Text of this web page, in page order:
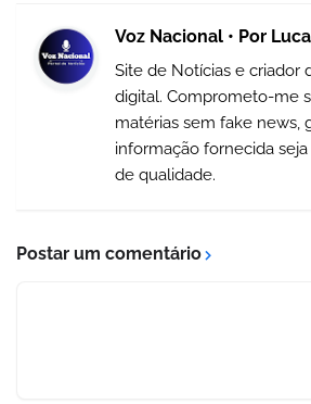
Voz Nacional • Por
Site de Notícias e criador
digital. Comprometo-me
matérias sem fake news,
informação fornecida
de qualidade.
Postar um comentário